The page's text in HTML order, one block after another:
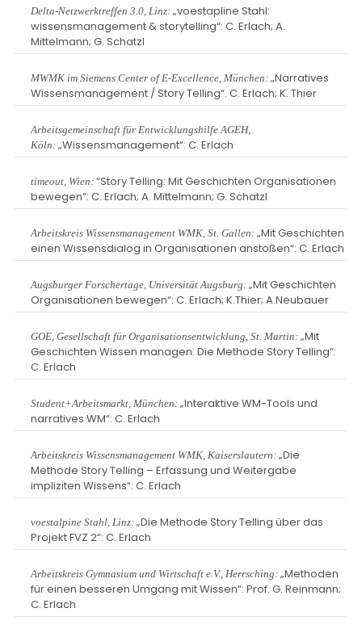
Delta-Netzwerktreffen 3.0, Linz: „voestapline Stahl:
wissensmanagement & storytelling“: C. Erlach; A.
Mittelmann; G. Schatzl
MWMK im Siemens Center of E-Excellence, München: „Narratives
Wissensmanagement / Story Telling“. C. Erlach; K. Thier
Arbeitsgemeinschaft für Entwicklungshilfe AGEH,
Köln: „Wissensmanagement“: C. Erlach
timeout, Wien: “Story Telling: Mit Geschichten Organisationen
bewegen“: C. Erlach; A. Mittelmann; G. Schatzl
Arbeitskreis Wissensmanagement WMK, St. Gallen: „Mit Geschichten
einen Wissensdialog in Organisationen anstoßen“: C. Erlach
Augsburger Forschertage, Universität Augsburg: „Mit Geschichten
Organisationen bewegen“: C. Erlach; K.Thier; A.Neubauer
GOE, Gesellschaft für Organisationsentwicklung, St. Martin: „Mit
Geschichten Wissen managen: Die Methode Story Telling“:
C. Erlach
Student+Arbeitsmarkt, München: „Interaktive WM-Tools und
narratives WM“: C. Erlach
Arbeitskreis Wissensmanagement WMK, Kaiserslautern: „Die
Methode Story Telling – Erfassung und Weitergabe
impliziten Wissens“: C. Erlach
voestalpine Stahl, Linz: „Die Methode Story Telling über das
Projekt FVZ 2“: C. Erlach
Arbeitskreis Gymnasium und Wirtschaft e.V., Herrsching: „Methoden
für einen besseren Umgang mit Wissen“: Prof. G. Reinmann;
C. Erlach